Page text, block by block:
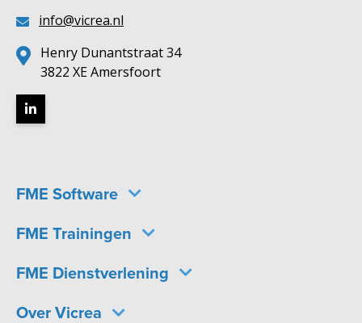
info@vicrea.nl
Henry Dunantstraat 34
3822 XE Amersfoort
FME Software
FME Trainingen
FME Dienstverlening
Over Vicrea